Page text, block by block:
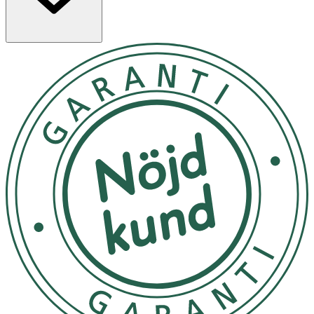
fungerar bra både till vardagsmakeup och när du vill
· Concealer-stick i nyansen 9N
· Medium till full täckning
· Krämig formula som är lätt att applicera och tona ut
· För täckning av utvalda områden, till exempel under
ögonen och runt näsan
· Naturlig finish
· Innehåller mjukgörande oljor och vaxer för en
följsam känsla
Användning
· Applicera direkt på de områden du vill täcka, till
exempel under ögonen, runt näsan eller på blemmor.